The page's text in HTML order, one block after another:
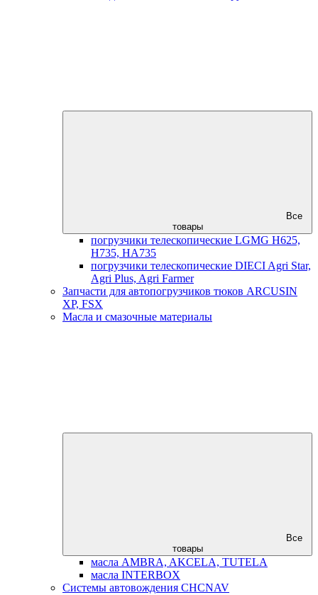
Все
товары
погрузчики телескопические LGMG H625,
H735, HA735
погрузчики телескопические DIECI Agri Star,
Agri Plus, Agri Farmer
Запчасти для автопогрузчиков тюков ARCUSIN
XP, FSX
Масла и смазочные материалы
Все
товары
масла AMBRA, AKCELA, TUTELA
масла INTERBOX
Системы автовождения CHCNAV